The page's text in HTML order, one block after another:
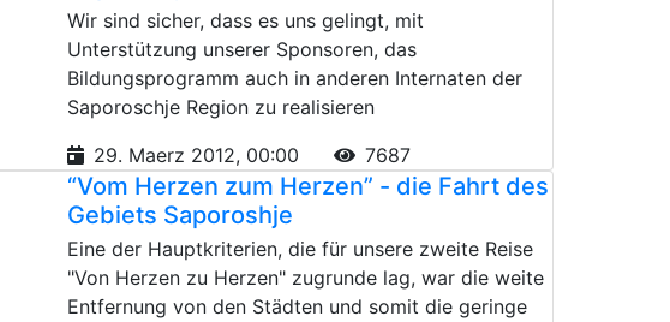
Wir sind sicher, dass es uns gelingt, mit
Unterstützung unserer Sponsoren, das
Bildungsprogramm auch in anderen Internaten der
Saporoschje Region zu realisieren
29. Maerz 2012, 00:00
7687
“Vom Herzen zum Herzen” - die Fahrt des
Gebiets Saporoshje
Eine der Hauptkriterien, die für unsere zweite Reise
"Von Herzen zu Herzen" zugrunde lag, war die weite
Entfernung von den Städten und somit die geringe